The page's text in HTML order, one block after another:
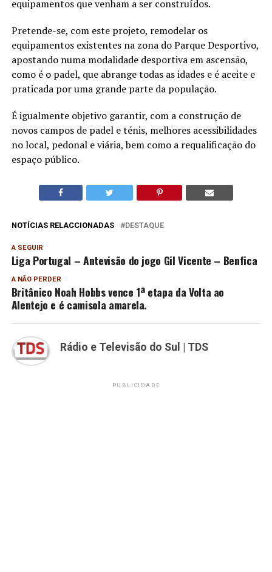
equipamentos que venham a ser construídos.
Pretende-se, com este projeto, remodelar os
equipamentos existentes na zona do Parque Desportivo,
apostando numa modalidade desportiva em ascensão,
como é o padel, que abrange todas as idades e é aceite e
praticada por uma grande parte da população.
É igualmente objetivo garantir, com a construção de
novos campos de padel e ténis, melhores acessibilidades
no local, pedonal e viária, bem como a requalificação do
espaço público.
NOTÍCIAS RELACCIONADAS DESTAQUE
A SEGUIR
Liga Portugal – Antevisão do jogo Gil Vicente – Benfica
A NÃO PERDER
Britânico Noah Hobbs vence 1ª etapa da Volta ao
Alentejo e é camisola amarela.
Rádio e Televisão do Sul | TDS
PUBLICIDADE